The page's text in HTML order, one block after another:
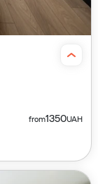
from1350UAH